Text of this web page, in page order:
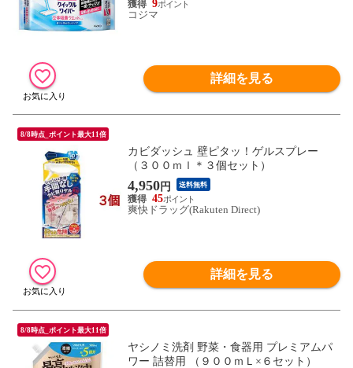
9
コジマ
詳細を見る
8/8時点_ポイント最大11倍
カビダッシュ 壁ピタッ！ゲルスプレー
（３００ｍｌ＊３個セット）
4,950円 送料無料
45
爽快ドラッグ(Rakuten Direct)
詳細を見る
8/8時点_ポイント最大11倍
ヤシノミ洗剤 野菜・食器用 プレミアムパ
ワー 詰替用 （９００ｍＬ×６セット）